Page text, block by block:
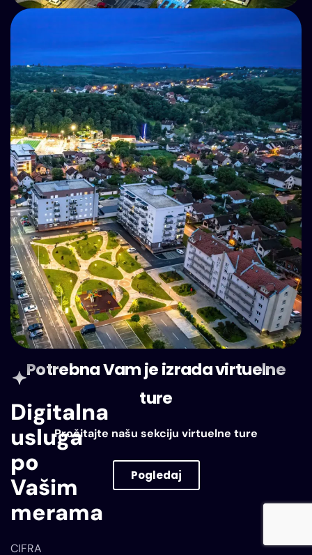
Digitalna
usluga
po
Vašim
merama
CIFRA
Potrebna Vam je izrada virtuelne
ture
Pročitajte našu sekciju virtuelne ture
Pogledaj
VIRTUELNE TURE